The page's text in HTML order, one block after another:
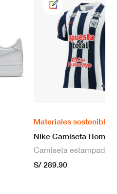
Materiales sostenibles
S/ 289.90